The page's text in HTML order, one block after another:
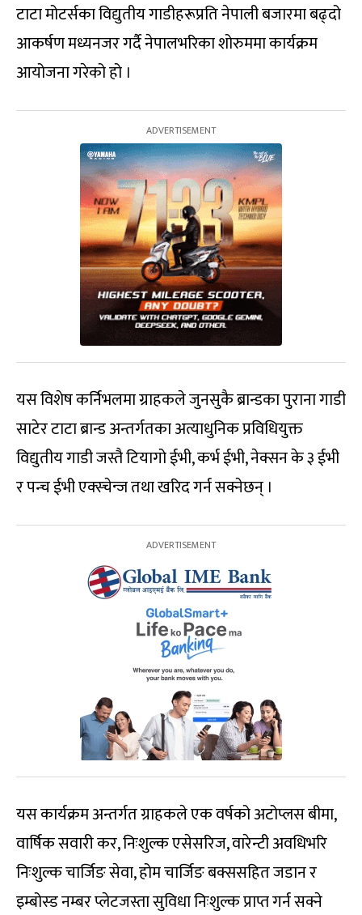
टाटा मोटर्सका विद्युतीय गाडीहरूप्रति नेपाली बजारमा बढ्दो
आकर्षण मध्यनजर गर्दै नेपालभरिका शोरुममा कार्यक्रम
आयोजना गरेको हो ।
यस विशेष कर्निभलमा ग्राहकले जुनसुकै ब्रान्डका पुराना गाडी
साटेर टाटा ब्रान्ड अन्तर्गतका अत्याधुनिक प्रविधियुक्त
विद्युतीय गाडी जस्तै टियागो ईभी, कर्भ ईभी, नेक्सन के ३ ईभी
र पन्च ईभी एक्स्चेन्ज तथा खरिद गर्न सक्नेछन् ।
यस कार्यक्रम अन्तर्गत ग्राहकले एक वर्षको अटोप्लस बीमा,
वार्षिक सवारी कर, निःशुल्क एसेसरिज, वारेन्टी अवधिभरि
निःशुल्क चार्जिङ सेवा, होम चार्जिङ बक्ससहित जडान र
इम्बोस्ड नम्बर प्लेटजस्ता सुविधा निःशुल्क प्राप्त गर्न सक्ने